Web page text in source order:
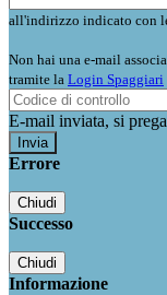
all'indirizzo indicato con
Non hai una e-mail
tramite la Login Spaggiari
E-mail inviata, si
Errore
Chiudi
Successo
Chiudi
Informazione